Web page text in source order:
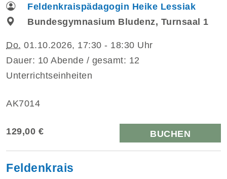
Feldenkraispädagogin Heike Lessiak
Bundesgymnasium Bludenz, Turnsaal 1
Do. 01.10.2026, 17:30 - 18:30 Uhr
Dauer: 10 Abende / gesamt: 12
Unterrichtseinheiten
AK7014
129,00 € BUCHEN
Feldenkrais